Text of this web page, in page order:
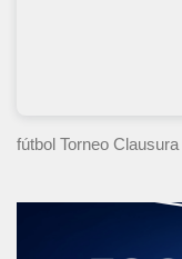
fútbol Torneo Clausura